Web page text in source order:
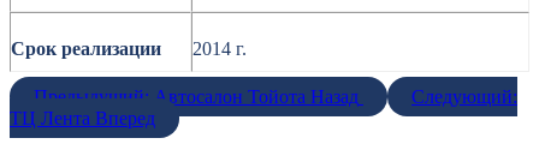
Срок реализации 2014 г.
Предыдущий: Автосалон Тойота Назад
Следующий:
ТЦ Лента Вперед